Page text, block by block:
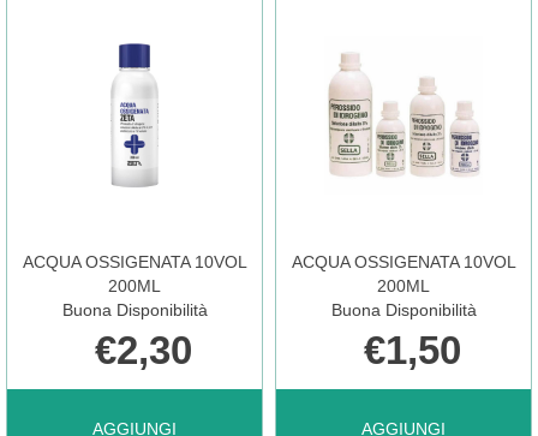
ACQUA OSSIGENATA 10VOL
200ML
Buona Disponibilità
€2,30
AGGIUNGI
AGGIUNGI ACQUA
ACQUA OSSIGENATA 10VOL
200ML
Buona Disponibilità
€1,50
AGGIUNGI
AGGIUNGI ACQUA